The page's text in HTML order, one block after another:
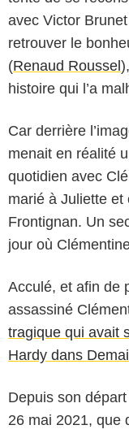
avec Victor
retrouver le
(Renaud Roussel
histoire qui l’a
Car derrière
menait en réalité
quotidien avec
marié à Juliette et
Frontignan. Un
jour où
Acculé, et afin de
assassiné
tragique qui avait
Hardy dans
Depuis son
26 mai 2021, que